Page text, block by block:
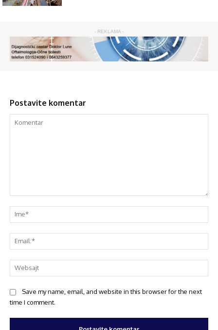
- REKLAMA -
Postavite komentar
Save my name, email, and website in this browser for the next
time I comment.